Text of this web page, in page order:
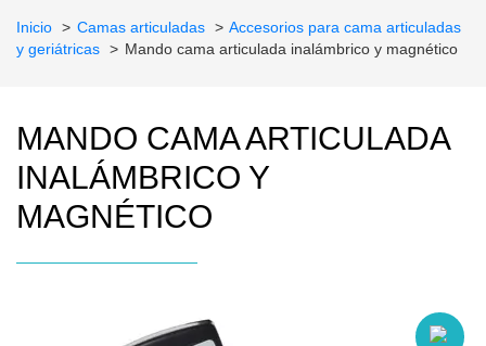
Inicio Camas articuladas
Accesorios para cama articuladas
y geriátricas
Mando cama articulada inalámbrico y magnético
MANDO CAMA ARTICULADA
INALÁMBRICO Y
MAGNÉTICO